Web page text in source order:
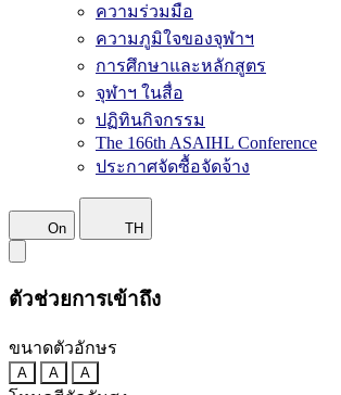
ความร่วมมือ
ความภูมิใจของจุฬาฯ
การศึกษาและหลักสูตร
จุฬาฯ ในสื่อ
ปฏิทินกิจกรรม
The 166th ASAIHL Conference
ประกาศจัดซื้อจัดจ้าง
On TH
ตัวช่วยการเข้าถึง
ขนาดตัวอักษร
A A A